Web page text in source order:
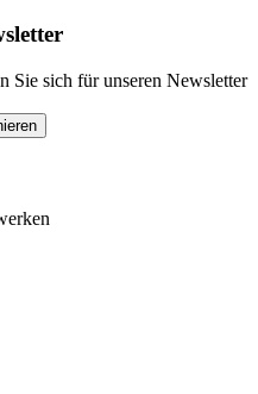
Sie sich für unseren Newsletter